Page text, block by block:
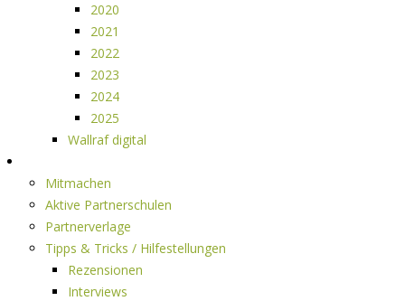
2020
2021
2022
2023
2024
2025
Wallraf digital
Mitmachen
Aktive Partnerschulen
Partnerverlage
Tipps & Tricks / Hilfestellungen
Rezensionen
Interviews